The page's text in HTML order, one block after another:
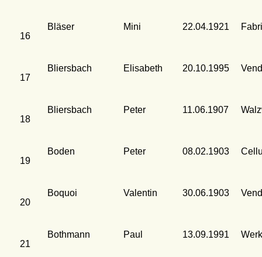
16
Bläser Mini 22.04.1921
17
Bliersbach Elisabeth 20.10.1995
18
Bliersbach Peter 11.06.1907
19
Boden Peter 08.02.1903
20
Boquoi Valentin 30.06.1903
21
Bothmann Paul 13.09.1991